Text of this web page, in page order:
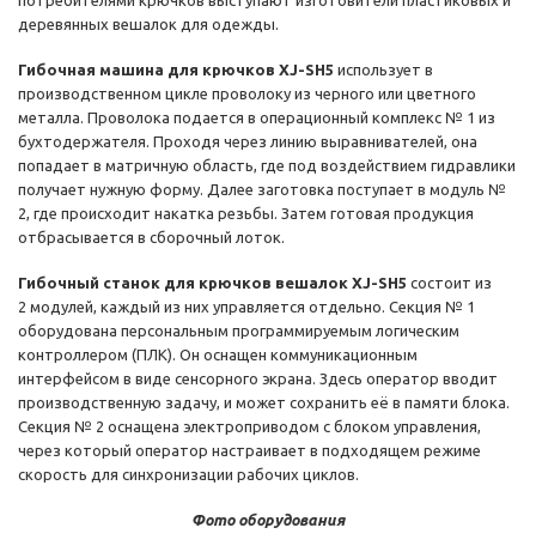
деревянных вешалок для одежды.
Гибочная машина для крючков XJ-SH5 использует в
производственном цикле проволоку из черного или цветного
металла. Проволока подается в операционный комплекс № 1 из
бухтодержателя. Проходя через линию выравнивателей, она
попадает в матричную область, где под воздействием гидравлики
получает нужную форму. Далее заготовка поступает в модуль №
2, где происходит накатка резьбы. Затем готовая продукция
отбрасывается в сборочный лоток.
Гибочный станок для крючков вешалок XJ-SH5 состоит из
2 модулей, каждый из них управляется отдельно. Секция № 1
оборудована персональным программируемым логическим
контроллером (ПЛК). Он оснащен коммуникационным
интерфейсом в виде сенсорного экрана. Здесь оператор вводит
производственную задачу, и может сохранить её в памяти блока.
Секция № 2 оснащена электроприводом с блоком управления,
через который оператор настраивает в подходящем режиме
скорость для синхронизации рабочих циклов.
Фото оборудования